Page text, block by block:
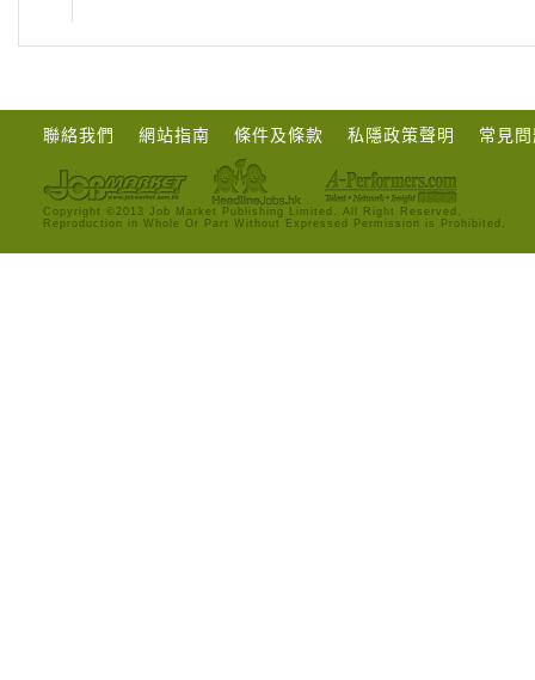
聯絡我們 網站指南 條件及條款 私隱政策聲明 常見
Copyright ©2013 Job Market Publishing Limited. All Right Reserved.
Reproduction in Whole Or Part Without Expressed Permission is Prohibited.